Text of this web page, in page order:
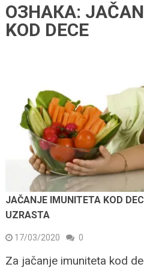
ОЗНАКА:
KOD DECE
JAČANJE IMUNITETA KOD
UZRASTA
17/03/2020 0
Za jačanje imuniteta kod